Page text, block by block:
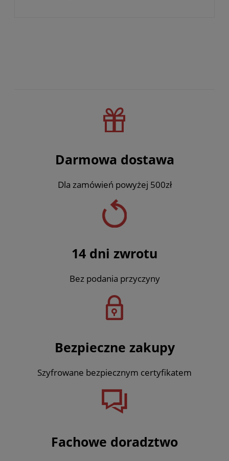
Darmowa dostawa
Dla zamówień powyżej 500zł
14 dni zwrotu
Bez podania przyczyny
Bezpieczne zakupy
Szyfrowane bezpiecznym certyfikatem
Fachowe doradztwo